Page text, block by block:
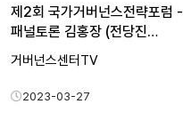
제2회 국가거버넌스전략포럼 -
패널토론 김홍장 (전당진…
거버넌스센터TV
2023-03-27